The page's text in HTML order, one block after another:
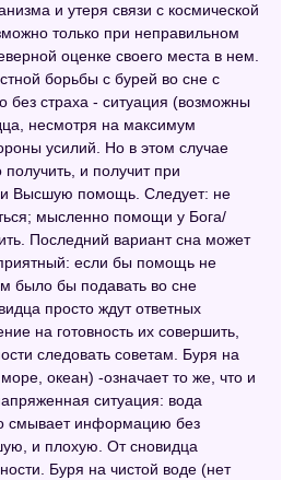
снов
Степанова)
и утеря связи с космической
только при неправильном
оценке своего места в нем.
борьбы с бурей во сне с
страха - ситуация (возможны
несмотря на максимум
усилий. Но в этом случае
и получит при
Высшую помощь. Следует: не
мысленно помощи у Бога/
Последний вариант сна может
если бы помощь не
было бы подавать во сне
просто ждут ответных
на готовность их совершить,
следовать советам. Буря на
океан) -означает то же, что и
ситуация: вода
смывает информацию без
и плохую. От сновидца
Буря на чистой воде (нет